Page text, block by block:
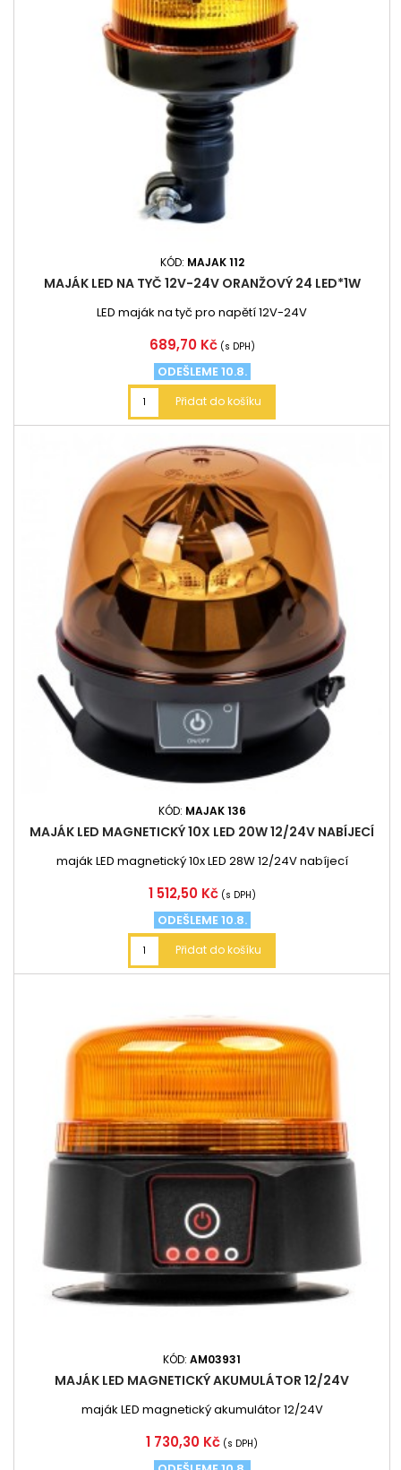
KÓD: MAJAK 112
MAJÁK LED NA TYČ 12V-24V ORANŽOVÝ 24 LED*1W
LED maják na tyč pro napětí 12V-24V
Cena
689,70 Kč (s DPH)
ODEŠLEME 10.8.
Přidat do košíku
KÓD: MAJAK 136
MAJÁK LED MAGNETICKÝ 10X LED 20W 12/24V NABÍJECÍ
maják LED magnetický 10x LED 28W 12/24V nabíjecí
Cena
1 512,50 Kč (s DPH)
ODEŠLEME 10.8.
Přidat do košíku
KÓD: AM03931
MAJÁK LED MAGNETICKÝ AKUMULÁTOR 12/24V
maják LED magnetický akumulátor 12/24V
Cena
1 730,30 Kč (s DPH)